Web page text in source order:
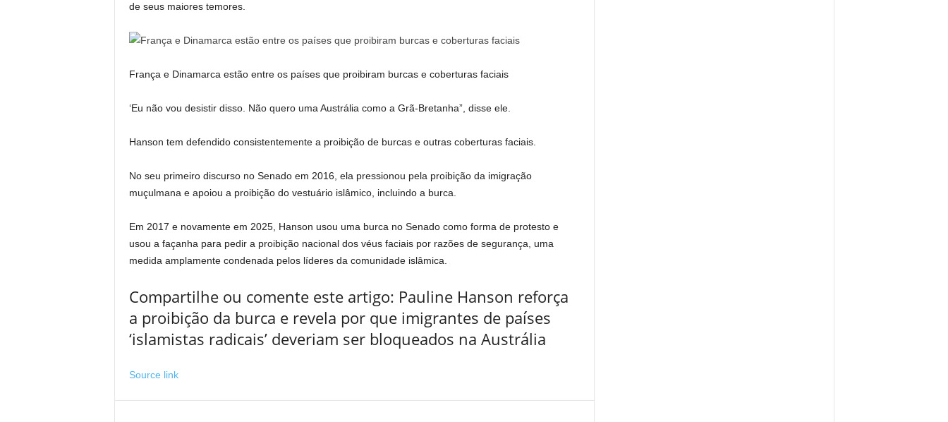
de seus maiores temores.
França e Dinamarca estão entre os países que proibiram burcas e coberturas faciais
‘Eu não vou desistir disso. Não quero uma Austrália como a Grã-Bretanha”, disse ele.
Hanson tem defendido consistentemente a proibição de burcas e outras coberturas faciais.
No seu primeiro discurso no Senado em 2016, ela pressionou pela proibição da imigração
muçulmana e apoiou a proibição do vestuário islâmico, incluindo a burca.
Em 2017 e novamente em 2025, Hanson usou uma burca no Senado como forma de protesto e
usou a façanha para pedir a proibição nacional dos véus faciais por razões de segurança, uma
medida amplamente condenada pelos líderes da comunidade islâmica.
Compartilhe ou comente este artigo: Pauline Hanson reforça
a proibição da burca e revela por que imigrantes de países
‘islamistas radicais’ deveriam ser bloqueados na Austrália
Source link